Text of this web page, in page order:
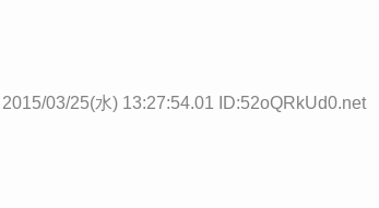
2015/03/25(水) 13:27:54.01 ID:52oQRkUd0.net